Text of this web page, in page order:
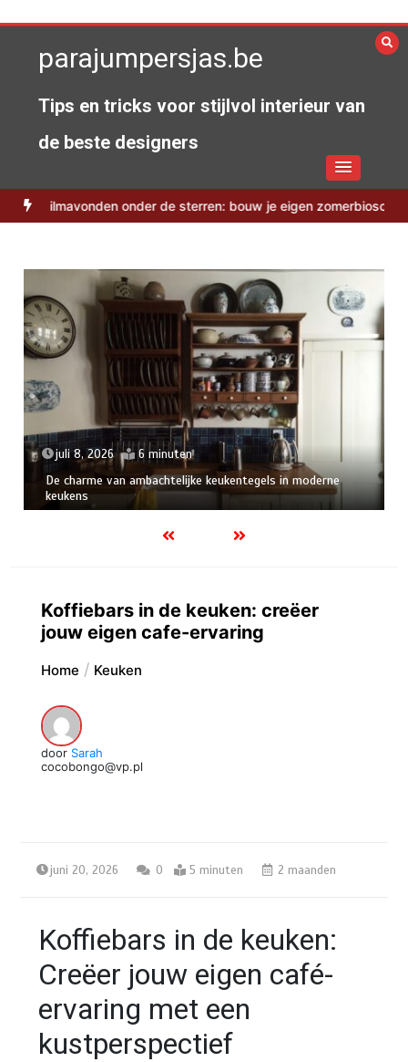
naar
inhoud
parajumpersjas.be
Tips en tricks voor stijlvol interieur van
de beste designers
Filmavonden onder de sterren: bouw je eigen zomerbioscoop
juli 8, 2026 6 minuten
De charme van ambachtelijke keukentegels in moderne
keukens
Koffiebars in de keuken: creëer
jouw eigen cafe-ervaring
Home Keuken
door Sarah
cocobongo@vp.pl
juni 20, 2026 0 5 minuten 2 maanden
Koffiebars in de keuken:
Creëer jouw eigen café-
ervaring met een
kustperspectief